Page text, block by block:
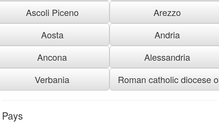
Ascoli Piceno
Arezzo
Aosta
Andria
Ancona
Alessandria
Verbania
Roman catholic diocese
Pays